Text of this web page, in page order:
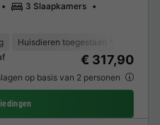
3 Slaapkamers
Huisdieren toegestaan *
€ 317,90
op basis van 2 personen